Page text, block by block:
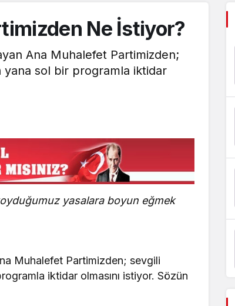
Ne İstiyor?
Ana Muhalefet Partimizden;
yana sol bir programla iktidar
yasalara boyun eğmek
Muhalefet Partimizden; sevgili
iktidar olmasını istiyor. Sözün